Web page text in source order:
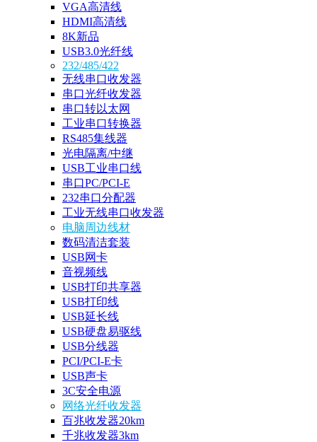
VGA高清线
HDMI高清线
8K新品
USB3.0光纤线
232/485/422
无线串口收发器
串口光纤收发器
串口转以太网
工业串口转换器
RS485集线器
光电隔离/中继
USB工业串口线
串口PC/PCI-E
232串口分配器
工业无线串口收发器
电脑周边线材
数码清洁套装
USB网卡
音视频线
USB打印共享器
USB打印线
USB延长线
USB硬盘易驱线
USB分线器
PCI/PCI-E卡
USB声卡
3C安全电源
网络光纤收发器
百兆收发器20km
千兆收发器3km